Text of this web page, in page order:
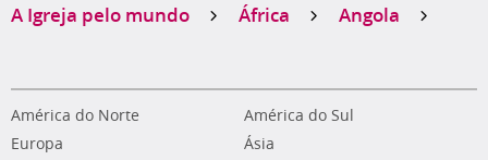
A Igreja pelo mundo África Angola
América do Norte
América do Sul
Europa
Ásia